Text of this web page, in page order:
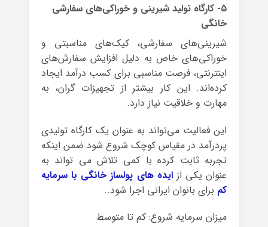
۵- کارگاه تولید شیرینی و خوراکی‌های سفارشی
خانگی
شیرینی‌های سفارشی، کیک‌های مناسبتی و
خوراکی‌های خاص به دلیل افزایش سفارش‌های
اینترنتی، فرصت مناسبی برای کسب درآمد ایجاد
کرده‌اند. این کار بیشتر از تجهیزات گران، به
مهارت و خلاقیت نیاز دارد.
این فعالیت می‌تواند به عنوان یک کارگاه تولیدی
پردرآمد در مقیاس کوچک شروع شود.ضمن اینکه
تجربه ثابت کرده با کمی تلاش می تواند به
عنوان یکی ازایده های پولساز خانگی با سرمایه
کم برای بانوان ایرانی اجرا شود..
میزان سرمایه شروع: کم تا متوسط